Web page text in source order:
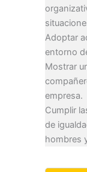
Adoptar
entorno
Mostrar
empresa.
Cumplir
de
hombres